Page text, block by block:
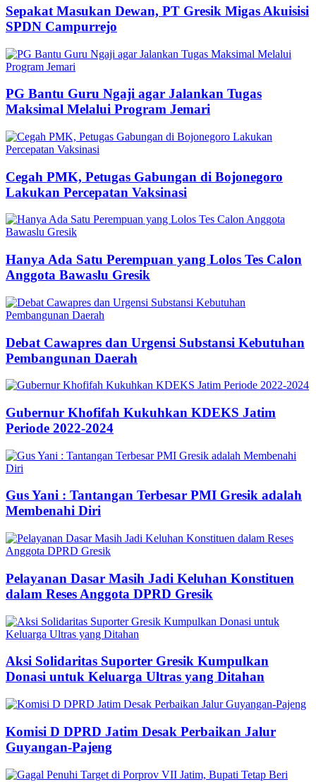
Sepakat Masukan Dewan, PT Gresik Migas Akuisisi
SPDN Campurrejo
PG Bantu Guru Ngaji agar Jalankan Tugas
Maksimal Melalui Program Jemari
Cegah PMK, Petugas Gabungan di Bojonegoro
Lakukan Percepatan Vaksinasi
Hanya Ada Satu Perempuan yang Lolos Tes Calon
Anggota Bawaslu Gresik
Debat Cawapres dan Urgensi Substansi Kebutuhan
Pembangunan Daerah
Gubernur Khofifah Kukuhkan KDEKS Jatim
Periode 2022-2024
Gus Yani : Tantangan Terbesar PMI Gresik adalah
Membenahi Diri
Pelayanan Dasar Masih Jadi Keluhan Konstituen
dalam Reses Anggota DPRD Gresik
Aksi Solidaritas Suporter Gresik Kumpulkan
Donasi untuk Keluarga Ultras yang Ditahan
Komisi D DPRD Jatim Desak Perbaikan Jalur
Guyangan-Pajeng